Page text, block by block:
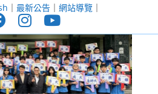
｜ 最新公告｜ 網站導覽｜